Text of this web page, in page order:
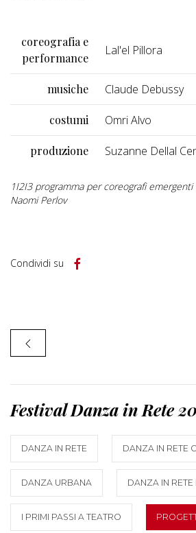
coreografia e
performance
Lal'el Pillora
musiche Claude Debussy
costumi Omri Alvo
produzione Suzanne Dellal
1I2I3 programma per coreografi
Naomi Perlov
Condividi su
Festival Danza in Rete
DANZA IN RETE DANZA IN RETE
DANZA URBANA DANZA IN RETE
I PRIMI PASSI A TEATRO